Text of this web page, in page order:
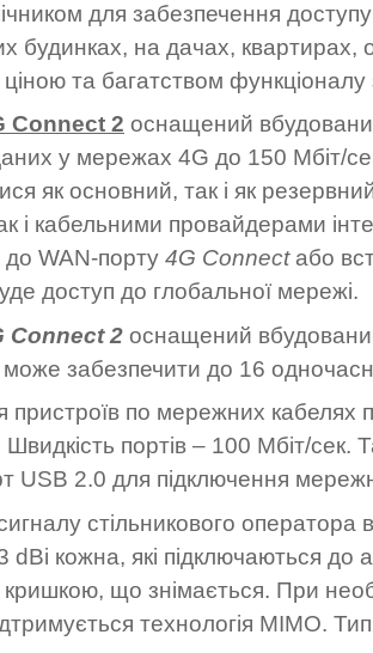
для забезпечення
будинках, на дачах,
та багатством функціоналу
Connect 2 оснащений
у мережах 4G до 150 Мбіт/
як основний, так і як
і кабельними провайдерами
до WAN-порту 4G Connectабо
доступ до глобальної мережі.
Connect 2 оснащений
може забезпечити до 16
пристроїв по мережних
портів – 100 Мбіт/
USB 2.0 для підключення
стільникового
кожна, які підключаються до
кришкою, що знімається. При
технологія MIMO.